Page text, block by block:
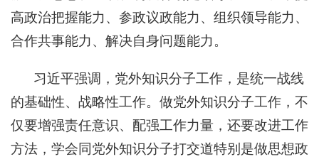
高政治把握能力、参政议政能力、组织领导能力、
合作共事能力、解决自身问题能力。
习近平强调，党外知识分子工作，是统一战线
的基础性、战略性工作。做党外知识分子工作，不
仅要增强责任意识、配强工作力量，还要改进工作
方法，学会同党外知识分子打交道特别是做思想政